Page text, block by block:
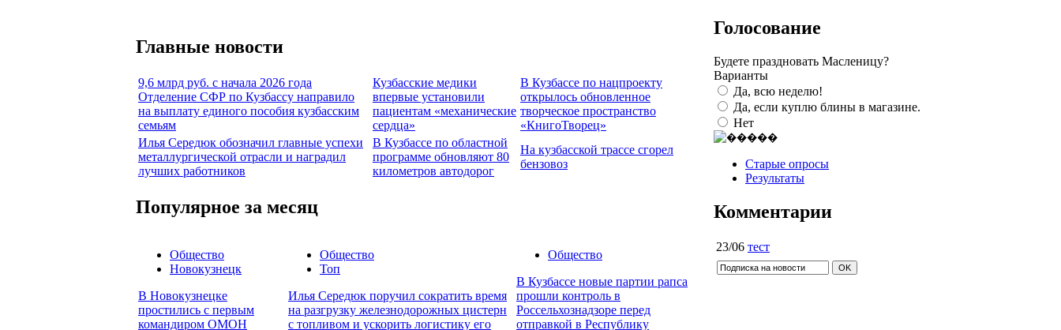
Главные новости
9,6 млрд руб. с начала 2026 года
Отделение СФР по Кузбассу направило
на выплату единого пособия кузбасским
семьям
Кузбасские медики
впервые установили
пациентам «механические
сердца»
В Кузбассе по нацпроекту
открылось обновленное
творческое пространство
«КнигоТворец»
Илья Середюк обозначил главные успехи
металлургической отрасли и наградил
лучших работников
В Кузбассе по областной
программе обновляют 80
километров автодорог
На кузбасской трассе сгорел
бензовоз
Популярное за месяц
Общество
Новокузнецк
В Новокузнецке
простились с первым
командиром ОМОН
Общество
Топ
Илья Середюк поручил сократить время
на разгрузку железнодорожных цистерн
с топливом и ускорить логистику его
Общество
В Кузбассе новые партии рапса
прошли контроль в
Россельхознадзоре перед
отправкой в Республику
Голосование
Будете праздновать Масленицу?
Варианты
Да, всю неделю!
Да, если куплю блины в магазине.
Нет
Старые опросы
Результаты
Комментарии
23/06 тест